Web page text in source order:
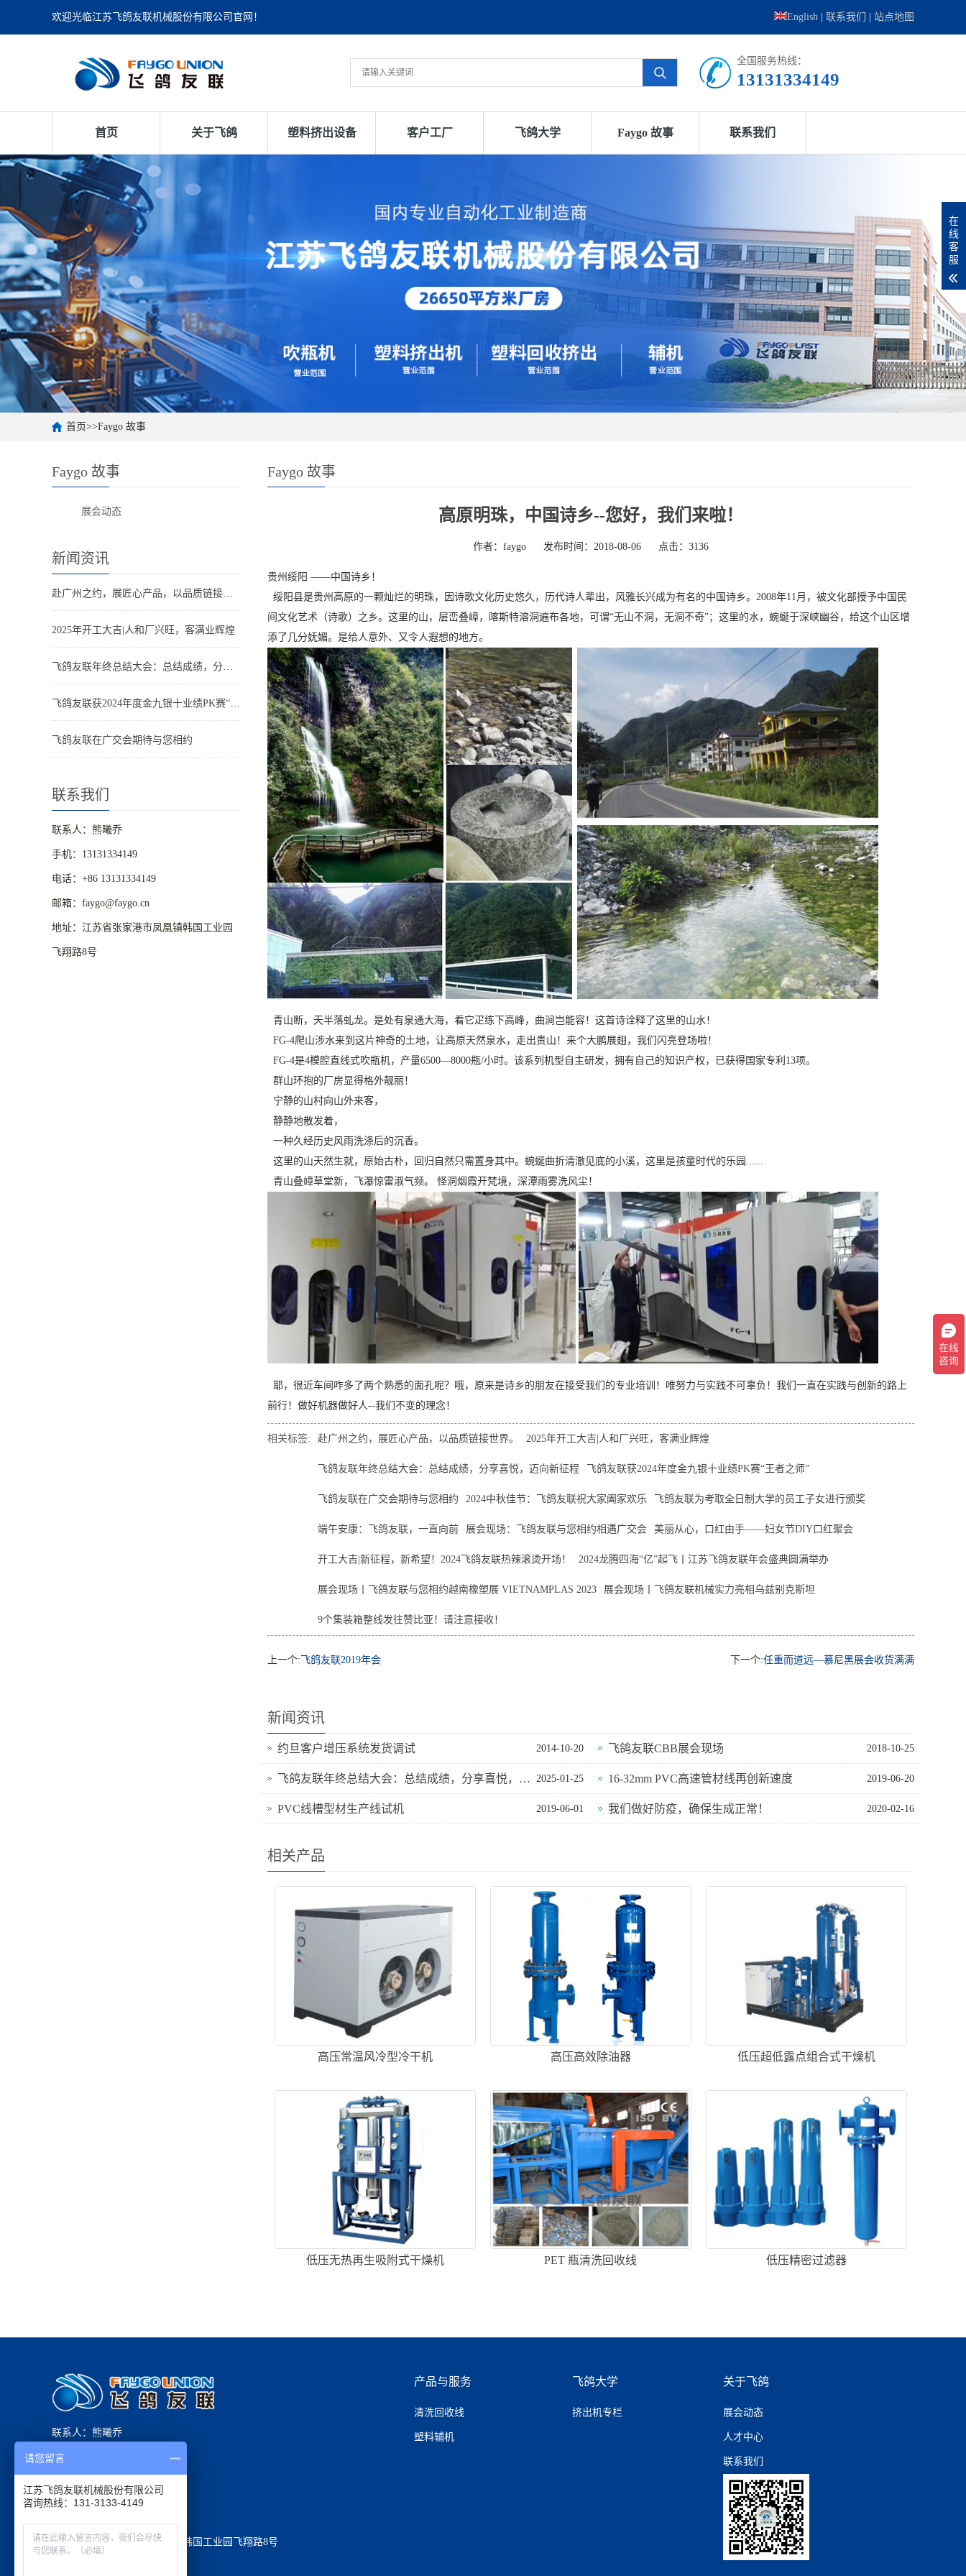
欢迎光临江苏飞鸽友联机械股份有限公司官网！ English 联系我们 站点地图
全国服务热线：
13131334149
首页 关于飞鸽 塑料挤出设备 客户工厂 飞鸽大学 Faygo 故事 联系我们
首页>>Faygo 故事
Faygo 故事
展会动态
新闻资讯
赴广州之约，展匠心产品，以品质链接世界。
2025年开工大吉|人和厂兴旺，客满业辉煌
飞鸽友联年终总结大会：总结成绩，分享喜悦，迈向新征程
飞鸽友联获2024年度金九银十业绩PK赛“王者之师”
飞鸽友联在广交会期待与您相约
联系我们
联系人：熊曦乔
手机：13131334149
电话：+86 13131334149
邮箱：faygo@faygo.cn
地址：江苏省张家港市凤凰镇韩国工业园
飞翔路8号
Faygo 故事
高原明珠，中国诗乡--您好，我们来啦！
作者：faygo 发布时间：2018-08-06 点击：3136
贵州绥阳 ——中国诗乡！
绥阳县是贵州高原的一颗灿烂的明珠，因诗歌文化历史悠久，历代诗人辈出，风雅长兴成为有名的中国诗乡。2008年11月，被文化部授予中国民
间文化艺术（诗歌）之乡。这里的山，层峦叠嶂，喀斯特溶洞遍布各地，可谓“无山不洞，无洞不奇”；这里的水，蜿蜒于深峡幽谷，给这个山区增
添了几分妩媚。是给人意外、又令人遐想的地方。
青山断，天半落虬龙。是处有泉通大海，看它疋练下高峰，曲涧岂能容！这首诗诠释了这里的山水！
FG-4爬山涉水来到这片神奇的土地，让高原天然泉水，走出贵山！来个大鹏展翅，我们闪亮登场啦！
FG-4是4模腔直线式吹瓶机，产量6500—8000瓶/小时。该系列机型自主研发，拥有自己的知识产权，已获得国家专利13项。
群山环抱的厂房显得格外靓丽！
宁静的山村向山外来客，
静静地散发着，
一种久经历史风雨洗涤后的沉香。
这里的山天然生就，原始古朴，回归自然只需置身其中。蜿蜒曲折清澈见底的小溪，这里是孩童时代的乐园......
青山叠嶂草堂新，飞瀑惊雷淑气频。 怪洞烟霞开梵境，深潭雨雾洗风尘！
耶，很近车间咋多了两个熟悉的面孔呢？哦，原来是诗乡的朋友在接受我们的专业培训！唯努力与实践不可辜负！我们一直在实践与创新的路上
前行！做好机器做好人--我们不变的理念！
相关标签: 赴广州之约，展匠心产品，以品质链接世界。 2025年开工大吉|人和厂兴旺，客满业辉煌
飞鸽友联年终总结大会：总结成绩，分享喜悦，迈向新征程 飞鸽友联获2024年度金九银十业绩PK赛“王者之师”
飞鸽友联在广交会期待与您相约 2024中秋佳节：飞鸽友联祝大家阖家欢乐 飞鸽友联为考取全日制大学的员工子女进行颁奖
端午安康：飞鸽友联，一直向前 展会现场：飞鸽友联与您相约相遇广交会 美丽从心，口红由手——妇女节DIY口红聚会
开工大吉|新征程，新希望！2024飞鸽友联热辣滚烫开场！ 2024龙腾四海“亿”起飞丨江苏飞鸽友联年会盛典圆满举办
展会现场丨飞鸽友联与您相约越南橡塑展 VIETNAMPLAS 2023 展会现场丨飞鸽友联机械实力亮相乌兹别克斯坦
9个集装箱整线发往赞比亚！请注意接收！
上一个: 飞鸽友联2019年会 下一个:任重而道远—慕尼黑展会收货满满
新闻资讯
2014-10-20
约旦客户增压系统发货调试 2018-10-25
飞鸽友联CBB展会现场
2025-01-25
飞鸽友联年终总结大会：总结成绩，分享喜悦，迈向新征程 2019-06-20
16-32mm PVC高速管材线再创新速度
2019-06-01
PVC线槽型材生产线试机 2020-02-16
我们做好防疫，确保生成正常！
相关产品
高压常温风冷型冷干机 高压高效除油器 低压超低露点组合式干燥机
低压无热再生吸附式干燥机 PET 瓶清洗回收线 低压精密过滤器
联系人：熊曦乔
手机：13131334149
电话：+86 13131334149
地址：江苏省张家港市凤凰镇韩国工业园飞翔路8号
产品与服务
清洗回收线
塑料辅机
飞鸽大学
挤出机专栏
关于飞鸽
展会动态
人才中心
联系我们
在
线
客
服
请您留言
江苏飞鸽友联机械股份有限公司